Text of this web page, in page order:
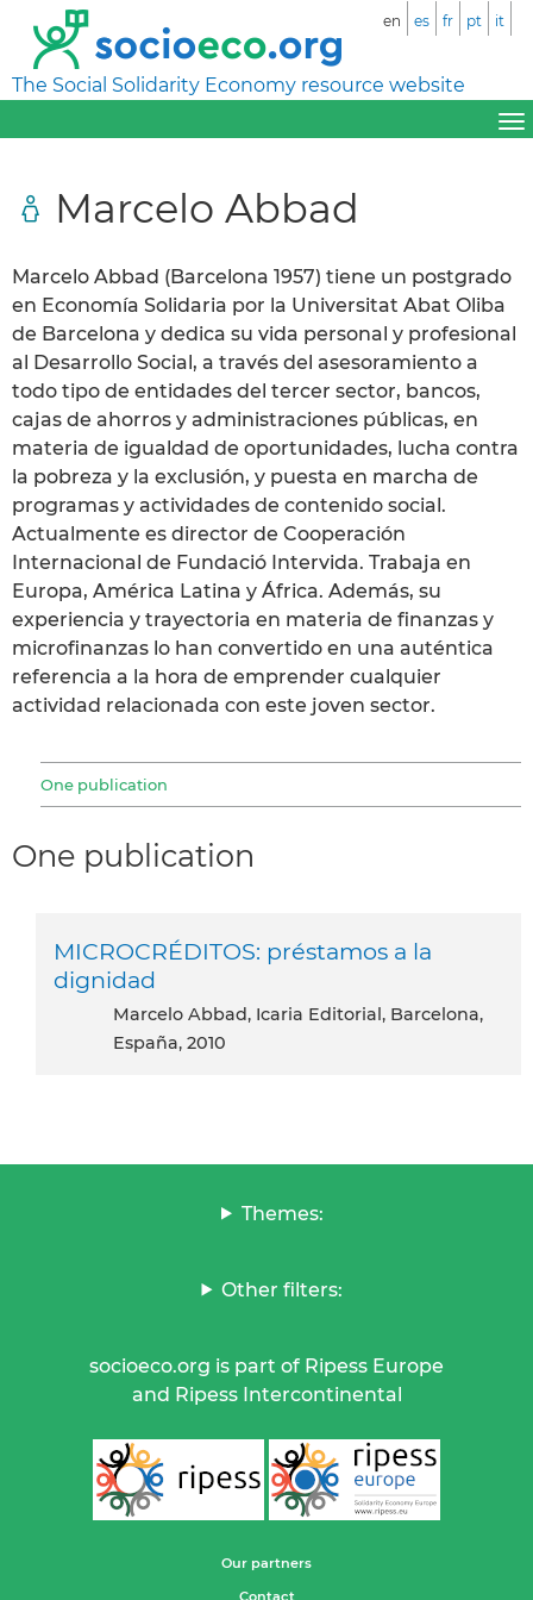
The Social Solidarity Economy resource website
en es fr pt it
Marcelo Abbad
Marcelo Abbad (Barcelona 1957) tiene un postgrado
en Economía Solidaria por la Universitat Abat Oliba
de Barcelona y dedica su vida personal y profesional
al Desarrollo Social, a través del asesoramiento a
todo tipo de entidades del tercer sector, bancos,
cajas de ahorros y administraciones públicas, en
materia de igualdad de oportunidades, lucha contra
la pobreza y la exclusión, y puesta en marcha de
programas y actividades de contenido social.
Actualmente es director de Cooperación
Internacional de Fundació Intervida. Trabaja en
Europa, América Latina y África. Además, su
experiencia y trayectoria en materia de finanzas y
microfinanzas lo han convertido en una auténtica
referencia a la hora de emprender cualquier
actividad relacionada con este joven sector.
One publication
One publication
MICROCRÉDITOS: préstamos a la
dignidad
Marcelo Abbad, Icaria Editorial, Barcelona,
España, 2010
Themes:
Other filters:
socioeco.org is part of Ripess Europe
and Ripess Intercontinental
Our partners
Contact